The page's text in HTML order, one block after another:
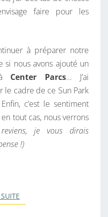
faire pour les
à préparer notre
si nous avons ajouté un
Center Parcs… J’ai
cadre de ce Sun Park
c’est le sentiment
tout cas, nous verrons
reviens, je vous dirais
!)